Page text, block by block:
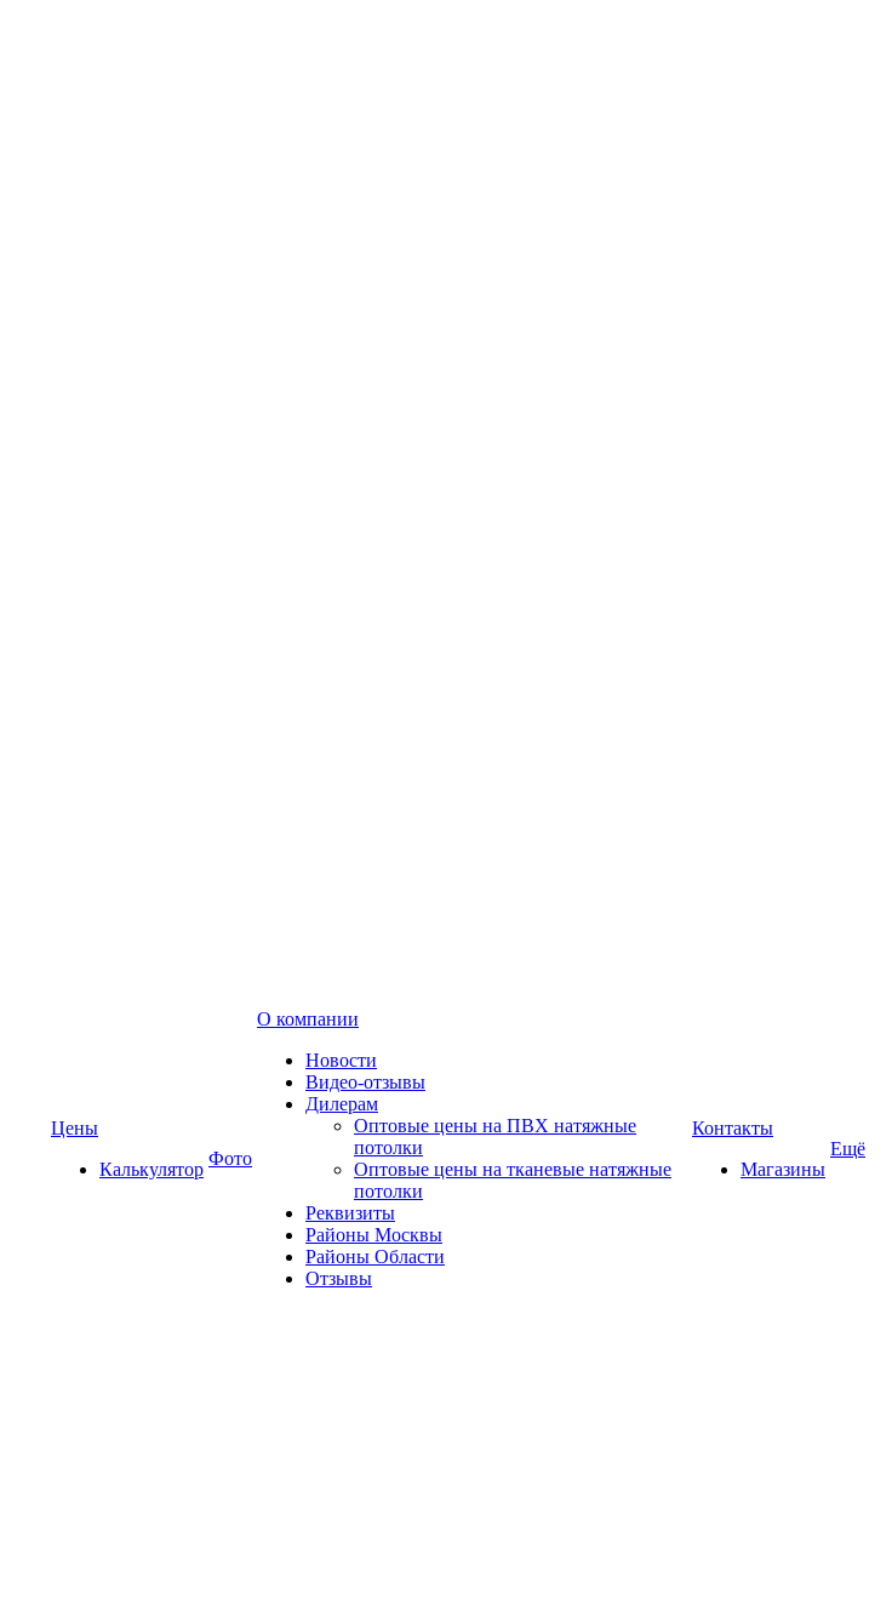
Цены
Калькулятор
Фото
О компании
Новости
Видео-отзывы
Дилерам
Оптовые цены на ПВХ натяжные
потолки
Оптовые цены на тканевые натяжные
потолки
Реквизиты
Районы Москвы
Районы Области
Отзывы
Контакты
Магазины
Ещё